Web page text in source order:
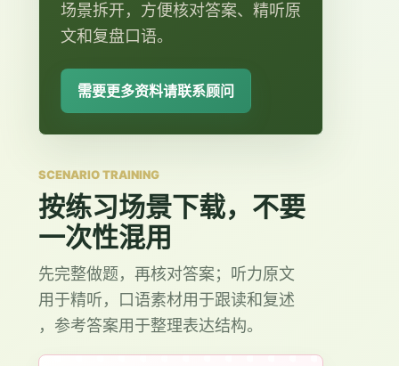
场景拆开，方便核对答案、精听原
文和复盘口语。
需要更多资料请联系顾问
SCENARIO TRAINING
按练习场景下载，不要
一次性混用
先完整做题，再核对答案；听力原文
用于精听，口语素材用于跟读和复述
，参考答案用于整理表达结构。